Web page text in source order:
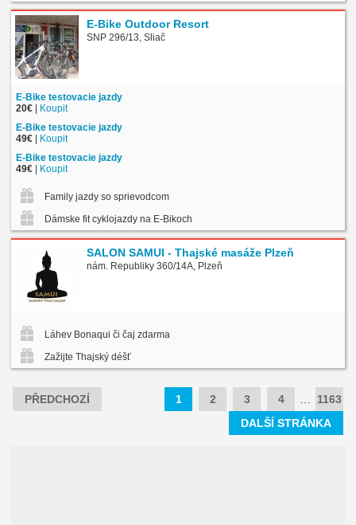
E-Bike Outdoor Resort
SNP 296/13, Sliač
E-Bike testovacie jazdy
20€ | Koupit
E-Bike testovacie jazdy
49€ | Koupit
E-Bike testovacie jazdy
49€ | Koupit
Family jazdy so sprievodcom
Dámske fit cyklojazdy na E-Bikoch
SALON SAMUI - Thajské masáže Plzeň
nám. Republiky 360/14A, Plzeň
Láhev Bonaqui či čaj zdarma
Zažijte Thajský déšť
PŘEDCHOZÍ 1 2 3 4
1163
DALŠÍ STRÁNKA